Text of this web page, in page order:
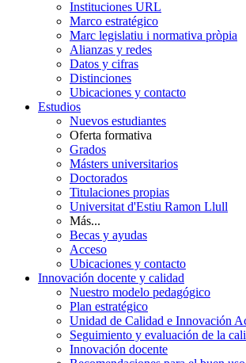
Instituciones URL
Marco estratégico
Marc legislatiu i normativa pròpia
Alianzas y redes
Datos y cifras
Distinciones
Ubicaciones y contacto
Estudios
Nuevos estudiantes
Oferta formativa
Grados
Másters universitarios
Doctorados
Titulaciones propias
Universitat d'Estiu Ramon Llull
Más...
Becas y ayudas
Acceso
Ubicaciones y contacto
Innovación docente y calidad
Nuestro modelo pedagógico
Plan estratégico
Unidad de Calidad e Innovación
Seguimiento y evaluación de la
Innovación docente